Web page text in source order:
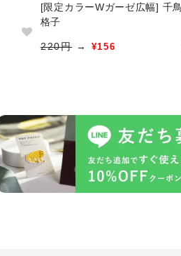
[限定カラーWガーゼ広幅] 千鳥
格子
220円 → ¥156